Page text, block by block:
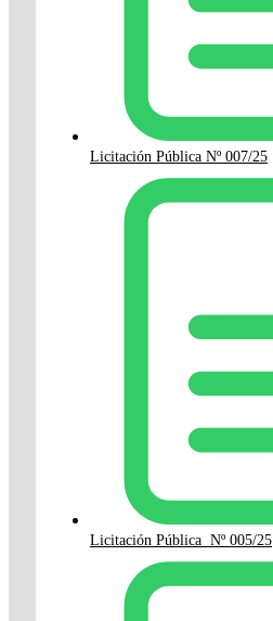
Licitación Pública Nº 007/25
Licitación Pública Nº 005/25